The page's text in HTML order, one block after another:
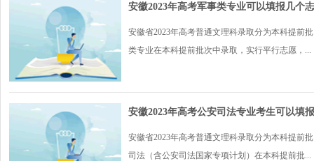
安徽2023年高考军事类专业可以填报几个
安徽省2023年高考普通文理科录取分为本科提前
类专业在本科提前批次中录取，实行平行志愿，...
安徽2023年高考公安司法专业考生可以填
安徽省2023年高考普通文理科录取分为本科提前
司法（含公安司法国家专项计划）在本科提前批...